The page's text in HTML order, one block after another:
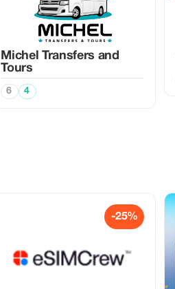
Michel Transfers and
Tours
6 4
-25%